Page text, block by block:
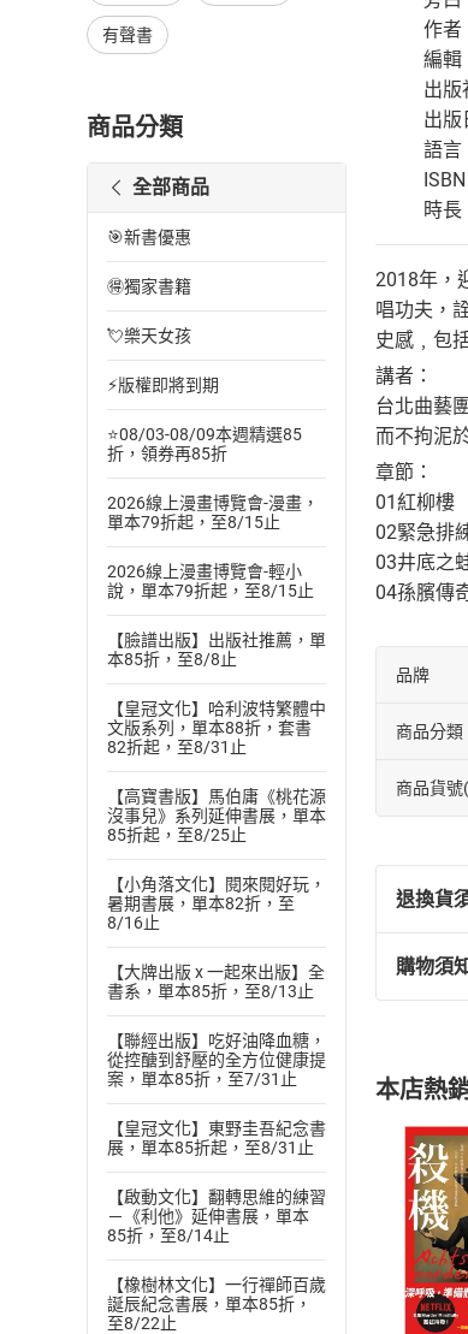
有聲書
商品分類
全部商品
🎯新書優惠
🉐獨家書籍
💘樂天女孩
⚡版權即將到期
⭐08/03-08/09本週精選85
折，領券再85折
2026線上漫畫博覽會-漫畫，
單本79折起，至8/15止
2026線上漫畫博覽會-輕小
說，單本79折起，至8/15止
【臉譜出版】出版社推薦，單
本85折，至8/8止
【皇冠文化】哈利波特繁體中
文版系列，單本88折，套書
82折起，至8/31止
【高寶書版】馬伯庸《桃花源
沒事兒》系列延伸書展，單本
85折起，至8/25止
【小角落文化】閱來閱好玩，
暑期書展，單本82折，至
8/16止
【大牌出版 x 一起來出版】全
書系，單本85折，至8/13止
【聯經出版】吃好油降血糖，
從控醣到舒壓的全方位健康提
案，單本85折，至7/31止
【皇冠文化】東野圭吾紀念書
展，單本85折起，至8/31止
【啟動文化】翻轉思維的練習
－《利他》延伸書展，單本
85折，至8/14止
【橡樹林文化】一行禪師百歲
誕辰紀念書展，單本85折，
至8/22止
作者
編輯
出版
出
語言
時長
2018年，
唱功夫，
史感﹐包
講者：
台北曲藝
而不拘泥
章節：
01紅柳樓
02緊急排
03井底之
04孫臏傳
品牌
商品分類
商品貨號
退換貨
退換
(一
(二
且已
退貨
貨」
請注
購物須
購
本店熱